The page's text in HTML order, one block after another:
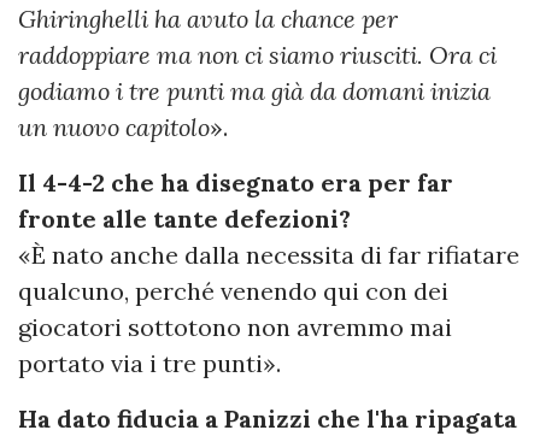
Ghiringhelli ha avuto la chance per
raddoppiare ma non ci siamo riusciti. Ora ci
godiamo i tre punti ma già da domani inizia
un nuovo capitolo».
Il 4-4-2 che ha disegnato era per far
fronte alle tante defezioni?
«È nato anche dalla necessita di far rifiatare
qualcuno, perché venendo qui con dei
giocatori sottotono non avremmo mai
portato via i tre punti».
Ha dato fiducia a Panizzi che l'ha ripagata